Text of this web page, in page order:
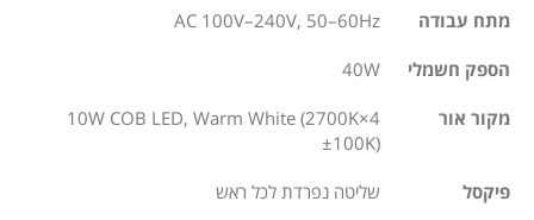
מתח עבודה AC 100V–240V, 50–60Hz
הספק חשמלי 40W
מקור אור
4×10W COB LED, Warm White (2700K
±100K)
פיקסל שליטה נפרדת לכל ראש